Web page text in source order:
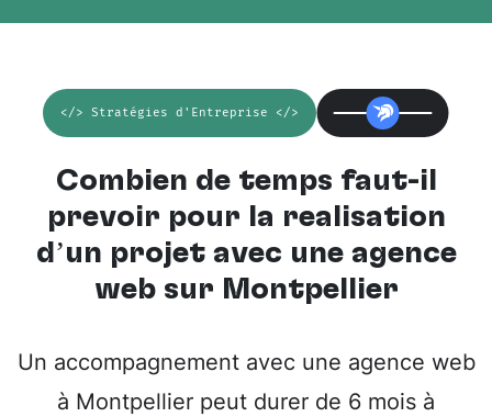
</> Stratégies d'Entreprise </>
Combien de temps faut-il
prévoir pour la réalisation
d’un projet avec une agence
web sur Montpellier
Un accompagnement avec une agence web
à Montpellier peut durer de 6 mois à